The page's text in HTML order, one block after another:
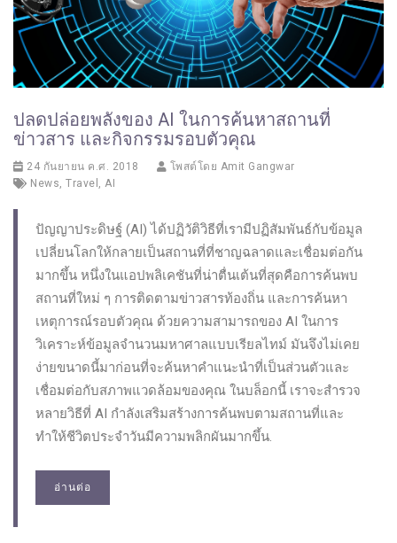
ปลดปล่อยพลังของ AI ในการค้นหาสถานที่
ข่าวสาร และกิจกรรมรอบตัวคุณ
24 กันยายน ค.ศ. 2018 โพสต์โดย Amit Gangwar
News, Travel , AI
ปัญญาประดิษฐ์ (AI) ได้ปฏิวัติวิธีที่เรามีปฏิสัมพันธ์กับข้อมูล
เปลี่ยนโลกให้กลายเป็นสถานที่ที่ชาญฉลาดและเชื่อมต่อกัน
มากขึ้น หนึ่งในแอปพลิเคชันที่น่าตื่นเต้นที่สุดคือการค้นพบ
สถานที่ใหม่ ๆ การติดตามข่าวสารท้องถิ่น และการค้นหา
เหตุการณ์รอบตัวคุณ ด้วยความสามารถของ AI ในการ
วิเคราะห์ข้อมูลจำนวนมหาศาลแบบเรียลไทม์ มันจึงไม่เคย
ง่ายขนาดนี้มาก่อนที่จะค้นหาคำแนะนำที่เป็นส่วนตัวและ
เชื่อมต่อกับสภาพแวดล้อมของคุณ ในบล็อกนี้ เราจะสำรวจ
หลายวิธีที่ AI กำลังเสริมสร้างการค้นพบตามสถานที่และ
ทำให้ชีวิตประจำวันมีความพลิกผันมากขึ้น.
อ่านต่อ